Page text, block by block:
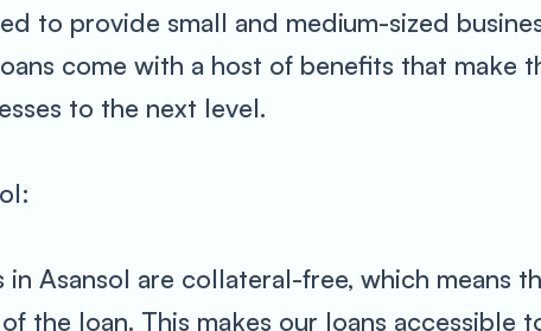
to provide small and medium-sized
come with a host of benefits that make
to the next level.
Asansol are collateral-free, which means
the loan. This makes our loans accessible